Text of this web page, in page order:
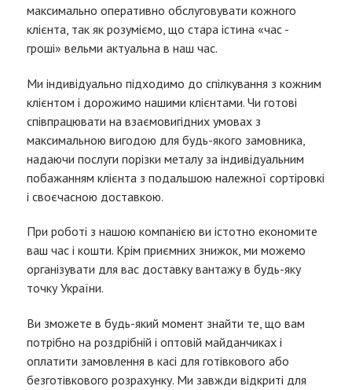
максимально оперативно обслуговувати кожного
клієнта, так як розуміємо, що стара істина «час -
гроші» вельми актуальна в наш час.
Ми індивідуально підходимо до спілкування з кожним
клієнтом і дорожимо нашими клієнтами. Чи готові
співпрацювати на взаємовигідних умовах з
максимальною вигодою для будь-якого замовника,
надаючи послуги порізки металу за індивідуальним
побажанням клієнта з подальшою належної cортіровкі
і своєчасною доставкою.
При роботі з нашою компанією ви істотно економите
ваш час і кошти. Крім приємних знижок, ми можемо
організувати для вас доставку вантажу в будь-яку
точку України.
Ви зможете в будь-який момент знайти те, що вам
потрібно на роздрібній і оптовій майданчиках і
оплатити замовлення в касі для готівкового або
безготівкового розрахунку. Ми завжди відкриті для